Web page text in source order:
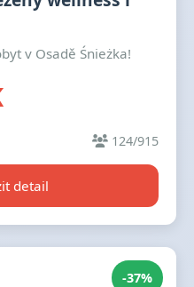
v Osadě Śnieżka!
124/915
detail
-37%